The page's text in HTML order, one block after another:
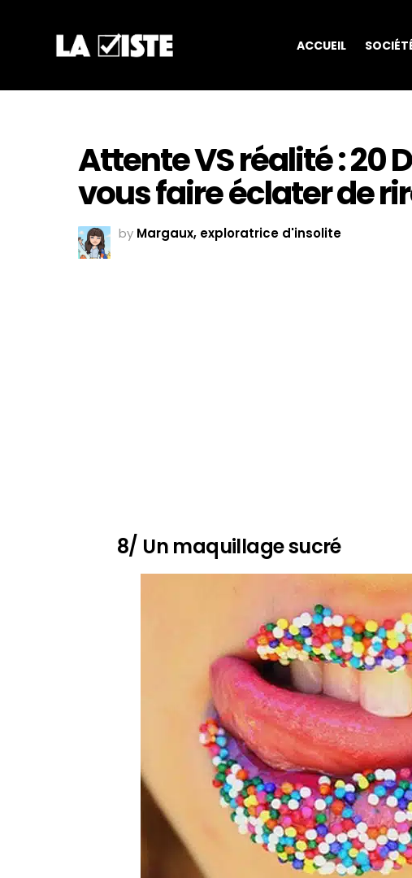
ACCUEIL
Attente VS réalité : 20
vous faire éclater de
by Margaux, exploratrice d'insolite
8/ Un maquillage sucré